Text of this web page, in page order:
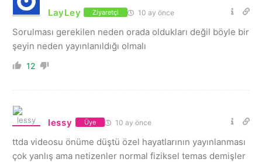
LayLey Ziyaretçi 10 ay önce
Sorulması gerekilen neden orada oldukları değil böyle bir
şeyin neden yayınlanıldığı olmalı
12
lessy Üye 10 ay önce
ttda videosu önüme düştü özel hayatlarının yayınlanması
çok yanlış ama netizenler normal fiziksel temas demişler